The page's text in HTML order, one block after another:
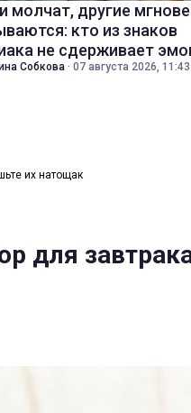
молчат, другие
кто из знаков
не сдерживает
Собкова · 07 августа 2026, 11:43
их натощак
для